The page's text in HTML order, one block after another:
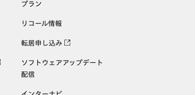
プラン
リコール情報
転居申し込み
ソフトウェアアップデート
配信